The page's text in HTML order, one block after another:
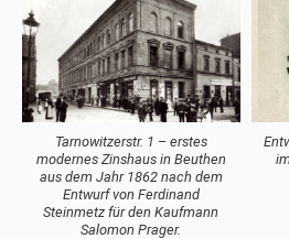
Tarnowitzerstr. 1 – erstes
modernes Zinshaus in Beuthen
aus dem Jahr 1862 nach dem
Entwurf von Ferdinand
Steinmetz für den Kaufmann
Salomon Prager.